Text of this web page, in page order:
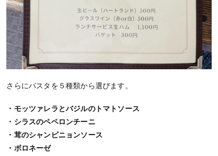
さらにパスタを５種類から選びます。
・モッツァレラとバジルのトマトソース
・シラスのペペロンチーニ
・茸のシャンピニョンソース
・ボロネーゼ